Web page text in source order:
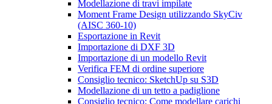
Modellazione di travi impilate
Moment Frame Design utilizzando SkyCiv
(AISC 360-10)
Esportazione in Revit
Importazione di DXF 3D
Importazione di un modello Revit
Verifica FEM di ordine superiore
Consiglio tecnico: SketchUp su S3D
Modellazione di un tetto a padiglione
Consiglio tecnico: Come modellare carichi